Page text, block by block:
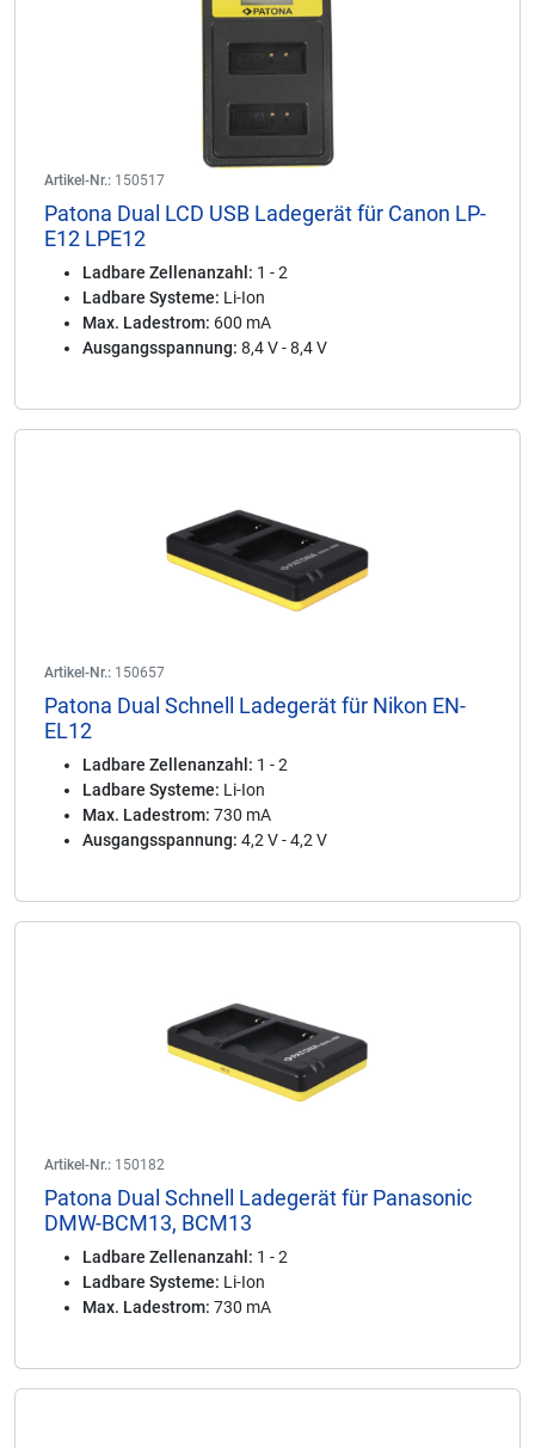
Artikel-Nr.: 150517
Patona Dual LCD USB Ladegerät für Canon LP-
E12 LPE12
Ladbare Zellenanzahl: 1 - 2
Ladbare Systeme: Li-Ion
Max. Ladestrom: 600 mA
Ausgangsspannung: 8,4 V - 8,4 V
Artikel-Nr.: 150657
Patona Dual Schnell Ladegerät für Nikon EN-
EL12
Ladbare Zellenanzahl: 1 - 2
Ladbare Systeme: Li-Ion
Max. Ladestrom: 730 mA
Ausgangsspannung: 4,2 V - 4,2 V
Artikel-Nr.: 150182
Patona Dual Schnell Ladegerät für Panasonic
DMW-BCM13, BCM13
Ladbare Zellenanzahl: 1 - 2
Ladbare Systeme: Li-Ion
Max. Ladestrom: 730 mA